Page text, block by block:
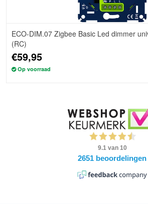
ECO-DIM.07 Zigbee Basic Led dimmer
(RC)
€59,95
Op voorraad